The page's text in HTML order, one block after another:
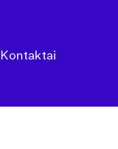
Kontaktai